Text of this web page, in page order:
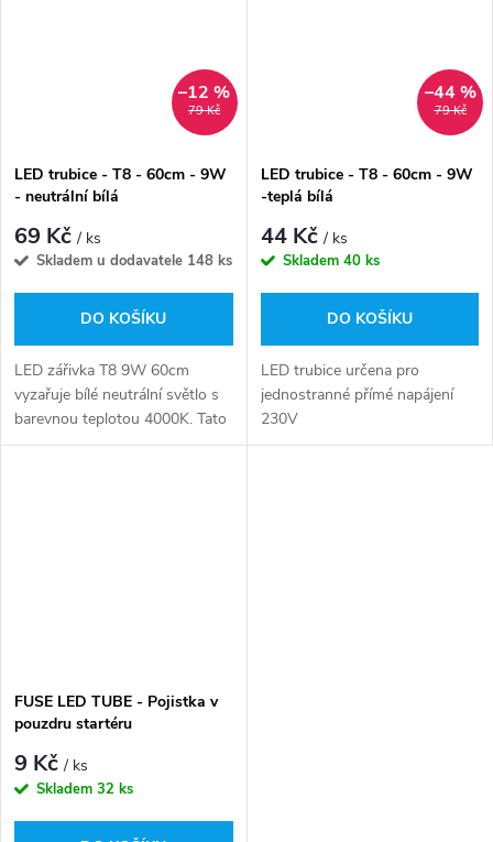
79 Kč
–12 %
LED trubice - T8 - 60cm - 9W
- neutrální bílá
69 Kč/ ks
Skladem u dodavatele 148 ks
DO KOŠÍKU
LED zářivka T8 9W 60cm
vyzařuje bílé neutrální světlo s
barevnou teplotou 4000K. Tato
barva je vynikající volbou pro
79 Kč
–44 %
LED trubice - T8 - 60cm - 9W
-teplá bílá
44 Kč/ ks
Skladem 40 ks
DO KOŠÍKU
LED trubice určena pro
jednostranné přímé napájení
230V
FUSE LED TUBE - Pojistka v
pouzdru startéru
9 Kč/ ks
Skladem 32 ks